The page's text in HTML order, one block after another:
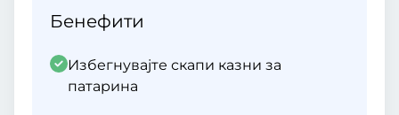
Бенефити
Избегнувајте скапи казни за
патарина